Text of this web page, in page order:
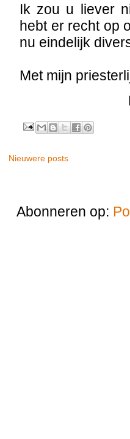
Ik zou u liever
hebt er recht op
nu eindelijk
Met mijn
Nieuwere posts
Abonneren op: